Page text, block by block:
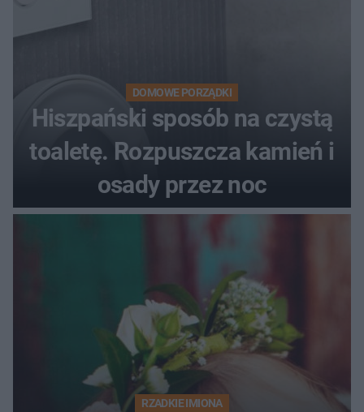
DOMOWE PORZĄDKI
Hiszpański sposób na czystą
toaletę. Rozpuszcza kamień i
osady przez noc
RZADKIE IMIONA